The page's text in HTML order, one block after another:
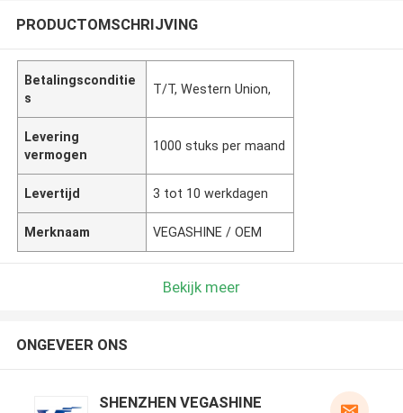
PRODUCTOMSCHRIJVING
Betalingsconditie
s
T/T, Western Union,
Levering
vermogen
1000 stuks per maand
Levertijd 3 tot 10 werkdagen
Merknaam VEGASHINE / OEM
Bekijk meer
ONGEVEER ONS
SHENZHEN VEGASHINE